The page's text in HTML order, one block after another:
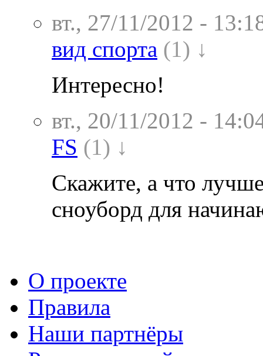
вт., 27/11/2012 -
вид спорта (1) ↓
Интересно!
вт., 20/11/2012 -
FS (1) ↓
Скажите, а что
сноуборд для
О проекте
Правила
Наши партнёры